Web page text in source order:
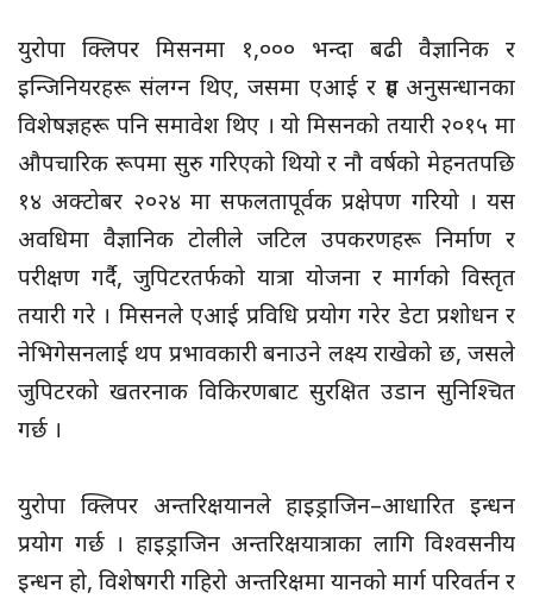
युरोपा क्लिपर मिसनमा १,००० भन्दा बढी वैज्ञानिक र
इन्जिनियरहरू संलग्न थिए, जसमा एआई र ग्रह अनुसन्धानका
विशेषज्ञहरू पनि समावेश थिए । यो मिसनको तयारी २०१५ मा
औपचारिक रूपमा सुरु गरिएको थियो र नौ वर्षको मेहनतपछि
१४ अक्टोबर २०२४ मा सफलतापूर्वक प्रक्षेपण गरियो । यस
अवधिमा वैज्ञानिक टोलीले जटिल उपकरणहरू निर्माण र
परीक्षण गर्दै, जुपिटरतर्फको यात्रा योजना र मार्गको विस्तृत
तयारी गरे । मिसनले एआई प्रविधि प्रयोग गरेर डेटा प्रशोधन र
नेभिगेसनलाई थप प्रभावकारी बनाउने लक्ष्य राखेको छ, जसले
जुपिटरको खतरनाक विकिरणबाट सुरक्षित उडान सुनिश्चित
गर्छ ।
युरोपा क्लिपर अन्तरिक्षयानले हाइड्राजिन–आधारित इन्धन
प्रयोग गर्छ । हाइड्राजिन अन्तरिक्षयात्राका लागि विश्वसनीय
इन्धन हो, विशेषगरी गहिरो अन्तरिक्षमा यानको मार्ग परिवर्तन र